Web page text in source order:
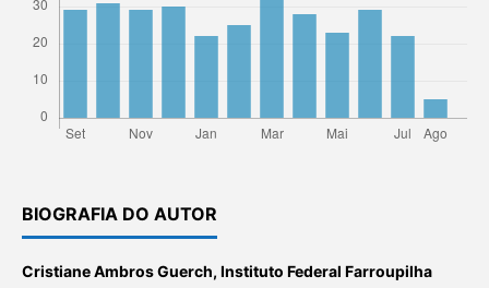
BIOGRAFIA DO AUTOR
Cristiane Ambros Guerch, Instituto Federal Farroupilha